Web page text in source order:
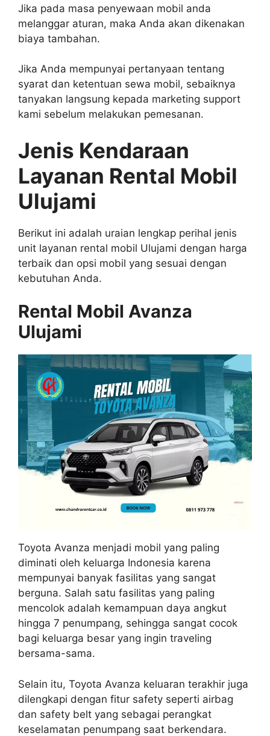
Jika pada masa penyewaan mobil anda
melanggar aturan, maka Anda akan dikenakan
biaya tambahan.
Jika Anda mempunyai pertanyaan tentang
syarat dan ketentuan sewa mobil, sebaiknya
tanyakan langsung kepada marketing support
kami sebelum melakukan pemesanan.
Jenis Kendaraan
Layanan Rental Mobil
Ulujami
Berikut ini adalah uraian lengkap perihal jenis
unit layanan rental mobil Ulujami dengan harga
terbaik dan opsi mobil yang sesuai dengan
kebutuhan Anda.
Rental Mobil Avanza
Ulujami
Toyota Avanza menjadi mobil yang paling
diminati oleh keluarga Indonesia karena
mempunyai banyak fasilitas yang sangat
berguna. Salah satu fasilitas yang paling
mencolok adalah kemampuan daya angkut
hingga 7 penumpang, sehingga sangat cocok
bagi keluarga besar yang ingin traveling
bersama-sama.
Selain itu, Toyota Avanza keluaran terakhir juga
dilengkapi dengan fitur safety seperti airbag
dan safety belt yang sebagai perangkat
keselamatan penumpang saat berkendara.